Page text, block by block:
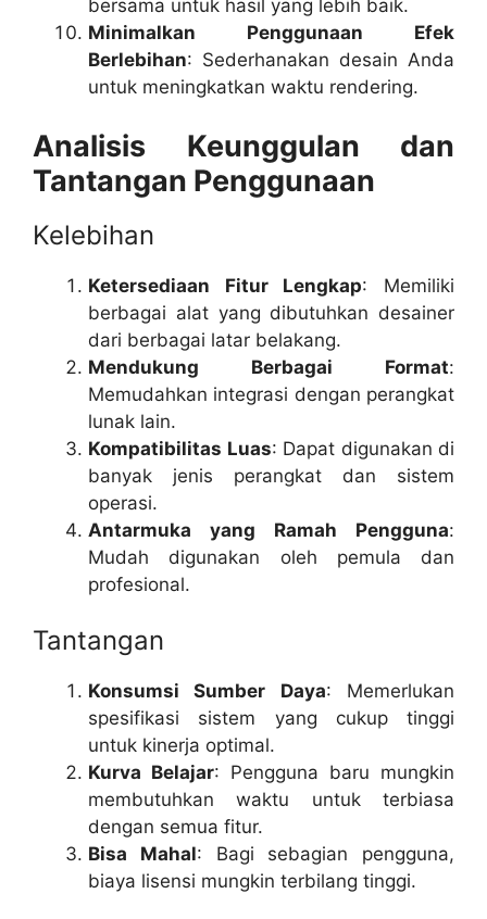
bersama untuk hasil yang lebih baik.
Minimalkan Penggunaan Efek
Berlebihan: Sederhanakan desain Anda
untuk meningkatkan waktu rendering.
Analisis Keunggulan dan
Tantangan Penggunaan
Kelebihan
Ketersediaan Fitur Lengkap: Memiliki
berbagai alat yang dibutuhkan desainer
dari berbagai latar belakang.
Mendukung Berbagai Format:
Memudahkan integrasi dengan perangkat
lunak lain.
Kompatibilitas Luas: Dapat digunakan di
banyak jenis perangkat dan sistem
operasi.
Antarmuka yang Ramah Pengguna:
Mudah digunakan oleh pemula dan
profesional.
Tantangan
Konsumsi Sumber Daya: Memerlukan
spesifikasi sistem yang cukup tinggi
untuk kinerja optimal.
Kurva Belajar: Pengguna baru mungkin
membutuhkan waktu untuk terbiasa
dengan semua fitur.
Bisa Mahal: Bagi sebagian pengguna,
biaya lisensi mungkin terbilang tinggi.